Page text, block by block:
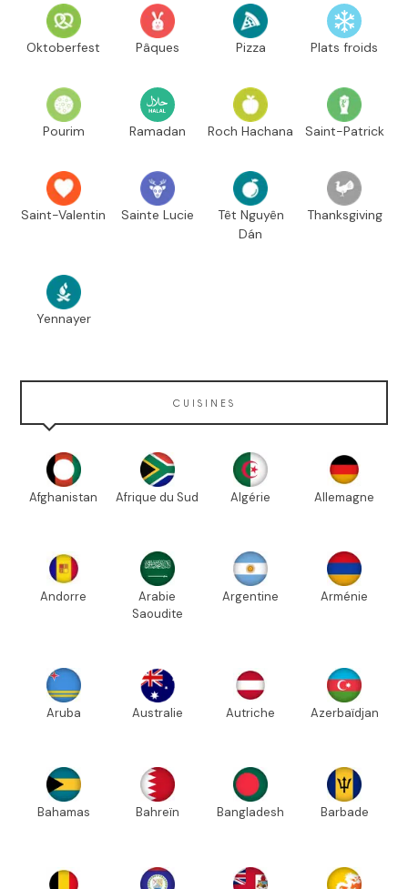
Oktoberfest Pâques Pizza Plats froids
Pourim Ramadan Roch Hachana Saint-Patrick
Saint-Valentin Sainte Lucie
Têt Nguyên
Dán
Thanksgiving
Yennayer
CUISINES
Afghanistan Afrique du Sud Algérie Allemagne
Andorre
Arabie
Saoudite
Argentine Arménie
Aruba Australie Autriche Azerbaïdjan
Bahamas Bahreïn Bangladesh Barbade